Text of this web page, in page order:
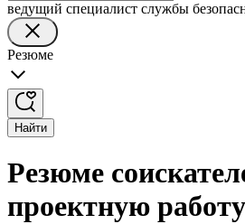
ведущий специалист службы
Резюме
Найти
Резюме
проектную